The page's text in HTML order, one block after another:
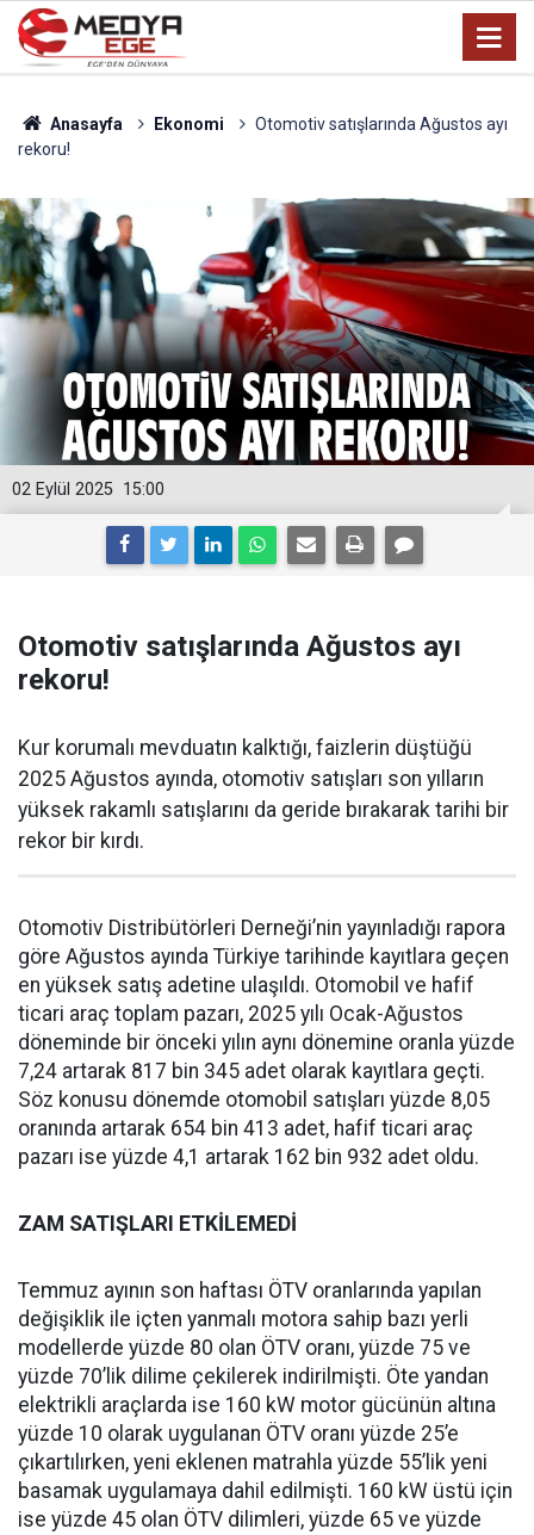
Anasayfa Ekonomi
Otomotiv satışlarında Ağustos ayı
rekoru!
15:00
02 Eylül 2025
Otomotiv satışlarında Ağustos ayı
rekoru!
Kur korumalı mevduatın kalktığı, faizlerin düştüğü
2025 Ağustos ayında, otomotiv satışları son yılların
yüksek rakamlı satışlarını da geride bırakarak tarihi bir
rekor bir kırdı.
Otomotiv Distribütörleri Derneği’nin yayınladığı rapora
göre Ağustos ayında Türkiye tarihinde kayıtlara geçen
en yüksek satış adetine ulaşıldı. Otomobil ve hafif
ticari araç toplam pazarı, 2025 yılı Ocak-Ağustos
döneminde bir önceki yılın aynı dönemine oranla yüzde
7,24 artarak 817 bin 345 adet olarak kayıtlara geçti.
Söz konusu dönemde otomobil satışları yüzde 8,05
oranında artarak 654 bin 413 adet, hafif ticari araç
pazarı ise yüzde 4,1 artarak 162 bin 932 adet oldu.
ZAM SATIŞLARI ETKİLEMEDİ
Temmuz ayının son haftası ÖTV oranlarında yapılan
değişiklik ile içten yanmalı motora sahip bazı yerli
modellerde yüzde 80 olan ÖTV oranı, yüzde 75 ve
yüzde 70’lik dilime çekilerek indirilmişti. Öte yandan
elektrikli araçlarda ise 160 kW motor gücünün altına
yüzde 10 olarak uygulanan ÖTV oranı yüzde 25’e
çıkartılırken, yeni eklenen matrahla yüzde 55’lik yeni
basamak uygulamaya dahil edilmişti. 160 kW üstü için
ise yüzde 45 olan ÖTV dilimleri, yüzde 65 ve yüzde